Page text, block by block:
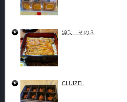
源氏 その３
CLUIZEL